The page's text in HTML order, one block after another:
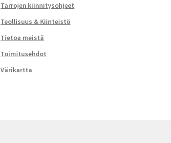
Tarrojen kiinnitysohjeet
Teollisuus & Kiinteistö
Tietoa meistä
Toimitusehdot
Värikartta